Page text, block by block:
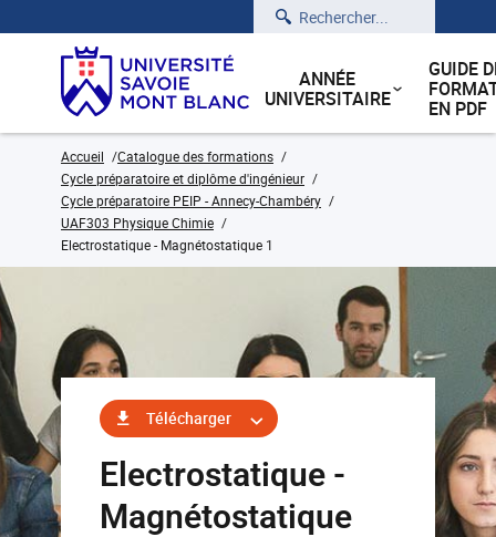
Rechercher
ANNÉE
UNIVERSITAIRE
GUIDE
EN PDF
Accueil
Catalogue des formations
Cycle préparatoire et diplôme d'ingénieur
Cycle préparatoire PEIP - Annecy-Chambéry
UAF303 Physique Chimie
Electrostatique - Magnétostatique 1
Télécharger
Electrostatique -
Magnétostatique